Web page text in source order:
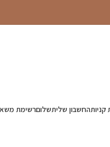
קניותהחשבון שליתשלוםרשימת